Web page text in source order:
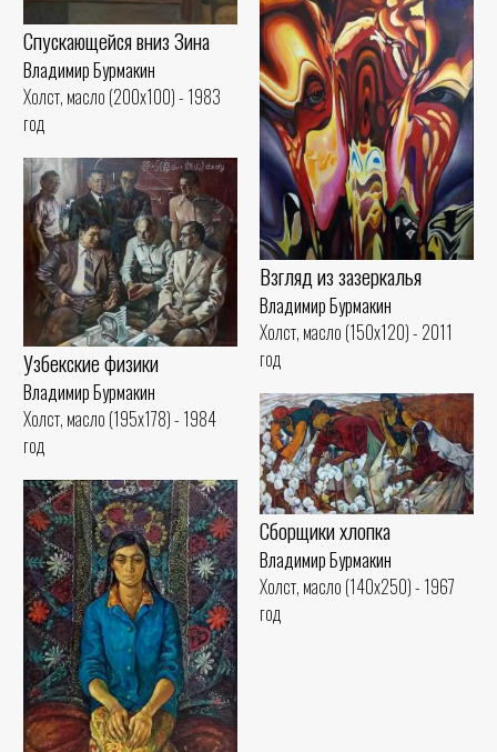
Спускающейся вниз Зина
Владимир Бурмакин
Холст, масло (200x100) - 1983
год
Взгляд из зазеркалья
Владимир Бурмакин
Холст, масло (150x120) - 2011
год
Узбекские физики
Владимир Бурмакин
Холст, масло (195x178) - 1984
год
Сборщики хлопка
Владимир Бурмакин
Холст, масло (140x250) - 1967
год